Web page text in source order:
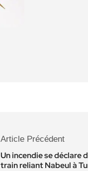
Article Précédent
Un incendie se déclare
train reliant Nabeul à